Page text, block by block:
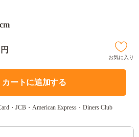
円
お気に入り
カートに追加する
・JCB・American Express・Diners Club